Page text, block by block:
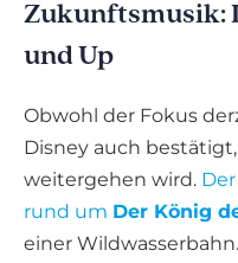
Zukunftsmusik:
und Up
Obwohl der Fokus
Disney auch
weitergehen wird.
rund um Der König
einer Wildwasserbahn.